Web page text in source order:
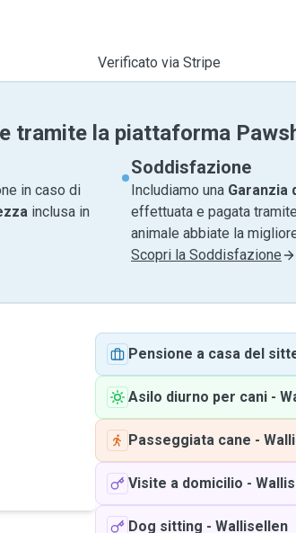
Verificato via Stripe
tramite la piattaforma
in caso di
inclusa in
Soddisfazione
Includiamo una Garanzia
effettuata e pagata
animale abbiate la
Scopri la Soddisfazione
Pensione a casa del
Asilo diurno per cani -
Passeggiata cane -
Visite a domicilio -
Dog sitting - Wallisellen